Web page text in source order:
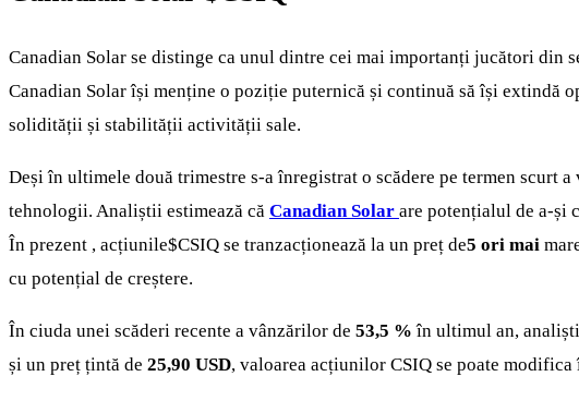
Canadian Solar se distinge ca unul dintre cei mai importanți jucători din
Canadian Solar își menține o poziție puternică și continuă să își extindă
solidității și stabilității activității sale.
Deși în ultimele două trimestre s-a înregistrat o scădere pe termen scurt
tehnologii. Analiștii estimează că Canadian Solar are potențialul de a-și
În prezent , acțiunile$CSIQ se tranzacționează la un preț de5 ori mai
cu potențial de creștere.
În ciuda unei scăderi recente a vânzărilor de 53,5 % în ultimul an,
și un preț țintă de 25,90 USD, valoarea acțiunilor CSIQ se poate